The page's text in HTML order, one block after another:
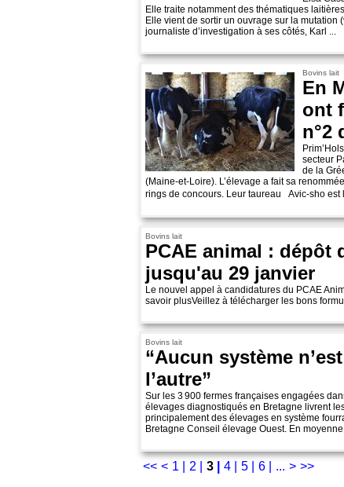
Elle traite notamment des thématiques
Elle vient de sortir un ouvrage sur la
journaliste d’investigation à ses côtés, Karl ...
Bovins lait
En
ont
n°2
secteur
de la
(Maine-et-Loire). L’élevage a fait sa
rings de concours. Leur taureau Avic-sho est
Bovins lait
PCAE animal : dépôt
jusqu'au 29 janvier
Le nouvel appel à candidatures du PCAE
savoir plusVeillez à télécharger les bons
Bovins lait
“Aucun système
l’autre”
Sur les 3 900 fermes françaises engagées
élevages diagnostiqués en Bretagne livrent
principalement des élevages en système
Bretagne Conseil élevage Ouest. En
<< < 1 | 2 | 3 4 | 5 | 6 | ... > >>